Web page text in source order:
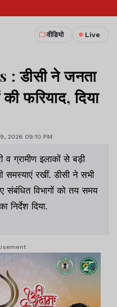
वीडियो Live
डीसी ने जनता
फरियाद, दिया
2026 09:10 PM
ग्रामीण इलाकों से बड़ी
रखीं. डीसी ने सभी
संबंधित विभागों को तय समय
निर्देश दिया.